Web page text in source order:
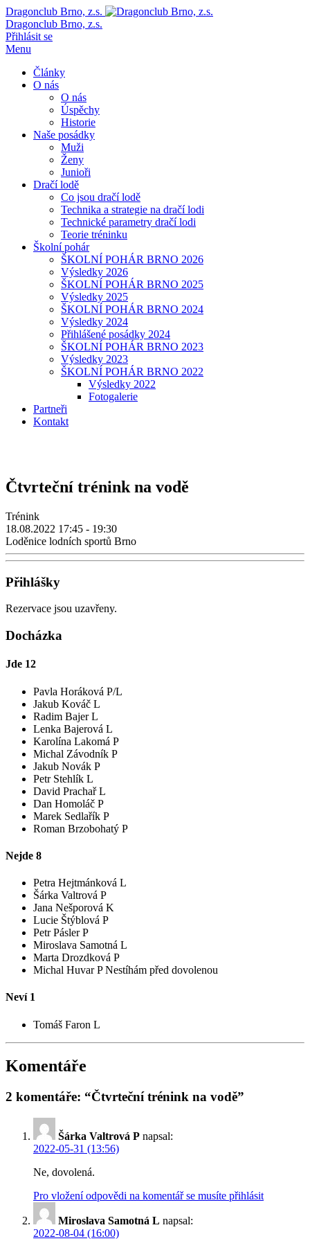
Dragonclub Brno, z.s.
Dragonclub Brno, z.s.
Přihlásit se
Menu
Články
O nás
O nás
Úspěchy
Historie
Naše posádky
Muži
Ženy
Junioři
Dračí lodě
Co jsou dračí lodě
Technika a strategie na dračí lodi
Technické parametry dračí lodi
Teorie tréninku
Školní pohár
ŠKOLNÍ POHÁR BRNO 2026
Výsledky 2026
ŠKOLNÍ POHÁR BRNO 2025
Výsledky 2025
ŠKOLNÍ POHÁR BRNO 2024
Výsledky 2024
Přihlášené posádky 2024
ŠKOLNÍ POHÁR BRNO 2023
Výsledky 2023
ŠKOLNÍ POHÁR BRNO 2022
Výsledky 2022
Fotogalerie
Partneři
Kontakt
Čtvrteční trénink na vodě
Trénink
18.08.2022 17:45 - 19:30
Loděnice lodních sportů Brno
Přihlášky
Rezervace jsou uzavřeny.
Docházka
Jde 12
Pavla Horáková P/L
Jakub Kováč L
Radim Bajer L
Lenka Bajerová L
Karolína Lakomá P
Michal Závodník P
Jakub Novák P
Petr Stehlík L
David Prachař L
Dan Homoláč P
Marek Sedlařík P
Roman Brzobohatý P
Nejde 8
Petra Hejtmánková L
Šárka Valtrová P
Jana Nešporová K
Lucie Štýblová P
Petr Pásler P
Miroslava Samotná L
Marta Drozdková P
Michal Huvar PNestíhám před dovolenou
Neví 1
Tomáš Faron L
Komentáře
2 komentáře: “Čtvrteční trénink na vodě”
Šárka Valtrová P napsal:
2022-05-31 (13:56)
Ne, dovolená.
Pro vložení odpovědi na komentář se musíte přihlásit
Miroslava Samotná L napsal:
2022-08-04 (16:00)